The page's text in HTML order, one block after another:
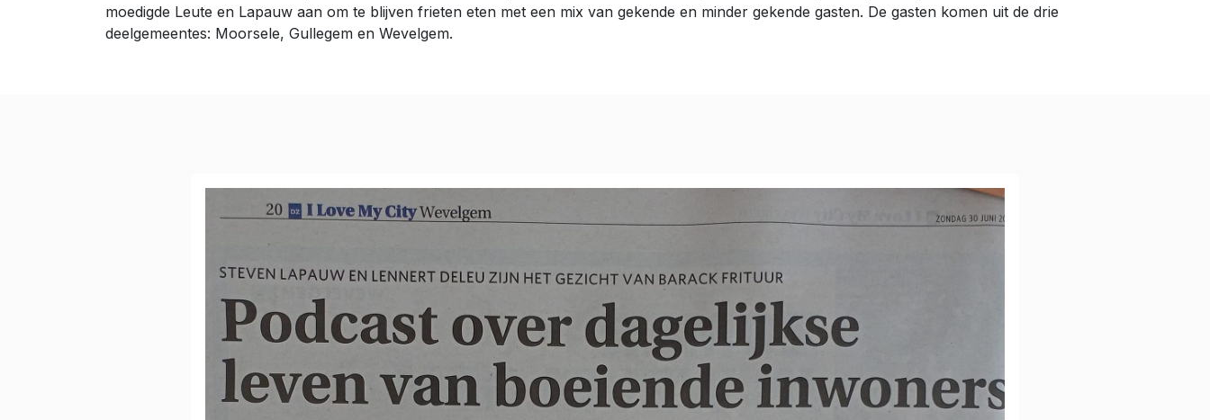
moedigde Leute en Lapauw aan om te blijven frieten eten met een mix van gekende en minder gekende gasten. De gasten komen uit de drie
deelgemeentes: Moorsele, Gullegem en Wevelgem.